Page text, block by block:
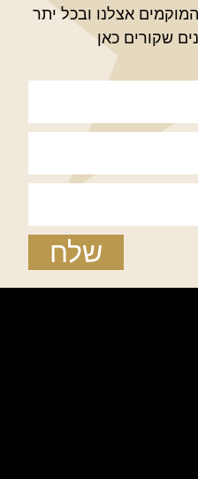
המוקמים אצלנו ובכל יתר
שקורים כאן
שלח